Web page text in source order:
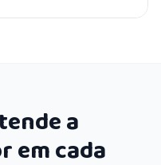
a
em cada